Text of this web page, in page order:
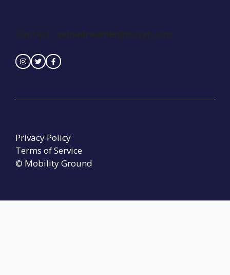
Contact : seinedreamer@naver.com
© Mobility Ground
Privacy Policy
Terms of Service